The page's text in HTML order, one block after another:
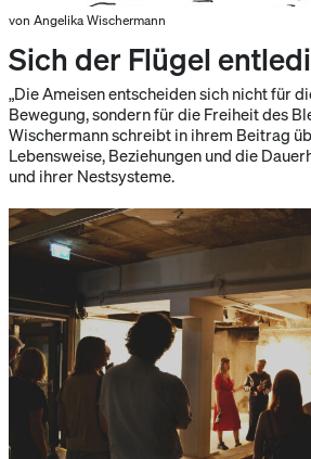
von Angelika Wischermann
Sich der Flügel
„Die Ameisen entscheiden sich nicht für
Bewegung, sondern für die Freiheit des
Wischermann schreibt in ihrem Beitrag
Lebensweise, Beziehungen und die
und ihrer Nestsysteme.